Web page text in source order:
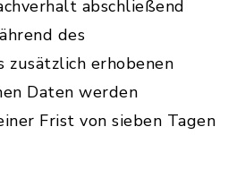
abschließend
des
zusätzlich erhobenen
Daten werden
Frist von sieben Tagen